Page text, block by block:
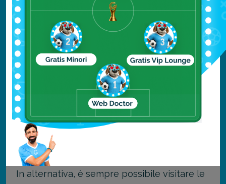
pescatori locali. Altra specialità del luogo è
l’agnello, simbolo della tradizione pastorale
che accompagna quella marinara.
Per tutti questi motivi, visitare le Isole
Kornati è un’avventura perfetta per chi vuole
fuggire dalla città e nascondersi nella
natura, meno indicata invece per viaggi di
gruppo o per famiglie con bambini,
specialmente se piccoli.
In alternativa, è sempre possibile visitare le